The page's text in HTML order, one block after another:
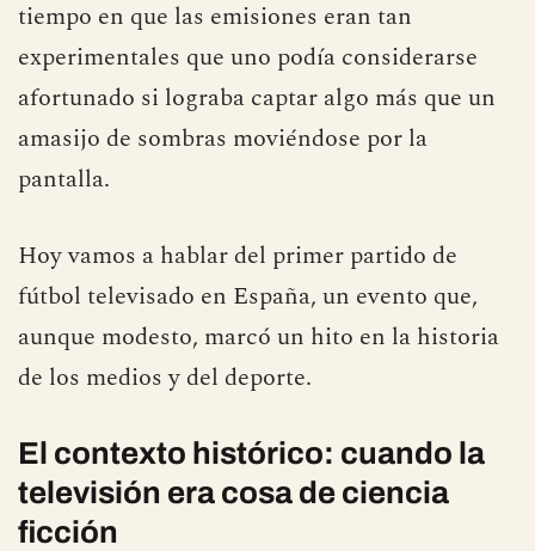
tiempo en que las emisiones eran tan
experimentales que uno podía considerarse
afortunado si lograba captar algo más que un
amasijo de sombras moviéndose por la
pantalla.
Hoy vamos a hablar del primer partido de
fútbol televisado en España, un evento que,
aunque modesto, marcó un hito en la historia
de los medios y del deporte.
El contexto histórico: cuando la
televisión era cosa de ciencia
ficción